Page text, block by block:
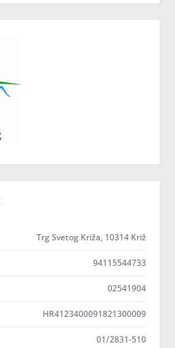
Trg Svetog Križa, 10314 Križ
94115544733
02541904
HR4123400091821300009
01/2831-510